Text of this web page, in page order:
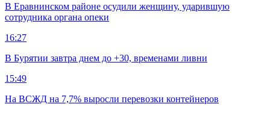
В Еравнинском районе осудили женщину, ударившую
сотрудника органа опеки
16:27
В Бурятии завтра днем до +30, временами ливни
15:49
На ВСЖД на 7,7% выросли перевозки контейнеров